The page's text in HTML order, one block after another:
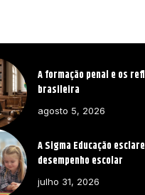
A formação penal e os
brasileira
agosto 5, 2026
A Sigma Educação
desempenho escolar
julho 31, 2026